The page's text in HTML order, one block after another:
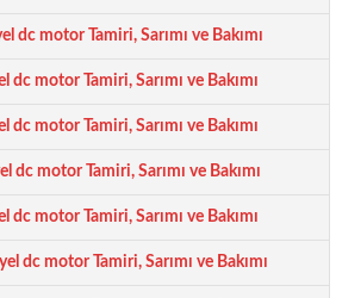
dc motor Tamiri, Sarımı ve Bakımı
dc motor Tamiri, Sarımı ve Bakımı
dc motor Tamiri, Sarımı ve Bakımı
dc motor Tamiri, Sarımı ve Bakımı
dc motor Tamiri, Sarımı ve Bakımı
dc motor Tamiri, Sarımı ve Bakımı